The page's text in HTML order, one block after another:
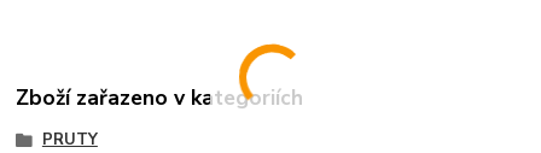
Zboží zařazeno v kategoriích
PRUTY